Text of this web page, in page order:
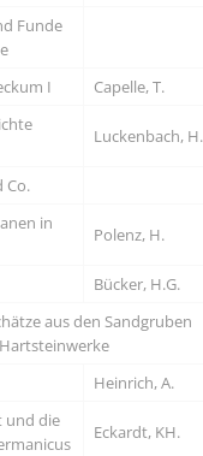
Funde
I Capelle, T.
Luckenbach, H.
Co.
in
Polenz, H.
Bücker, H.G.
aus den Sandgruben
Heinrich, A.
und die
Eckardt, KH.